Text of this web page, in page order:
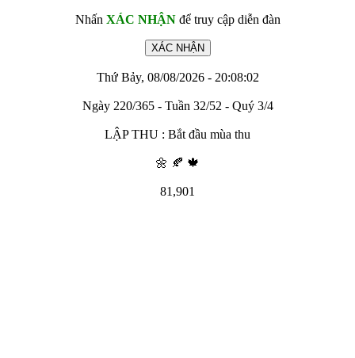
Nhấn XÁC NHẬNđể truy cập diễn đàn
Thứ Bảy, 08/08/2026 - 20:08:02
Ngày 220/365 - Tuần 32/52 - Quý 3/4
LẬP THU : Bắt đầu mùa thu
🌼 🍂 🍁
81,901